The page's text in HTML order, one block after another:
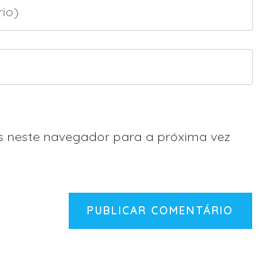
neste navegador para a próxima vez